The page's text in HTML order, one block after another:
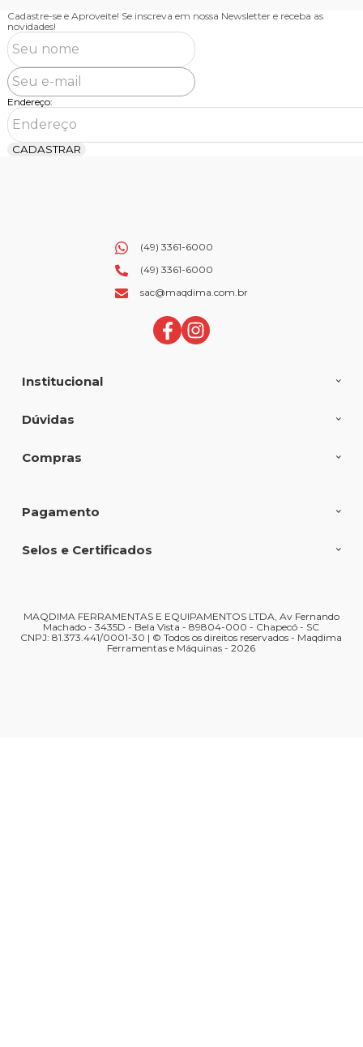
Cadastre-se e Aproveite! Se inscreva em nossa Newsletter e receba as
novidades!
Endereço:
CADASTRAR
Institucional
Dúvidas
Compras
(49) 3361-6000
(49) 3361-6000
sac@maqdima.com.br
Pagamento
Selos e Certificados
MAQDIMA FERRAMENTAS E EQUIPAMENTOS LTDA, Av Fernando
Machado - 3435D - Bela Vista - 89804-000 - Chapecó - SC
CNPJ: 81.373.441/0001-30 | © Todos os direitos reservados - Maqdima
Ferramentas e Máquinas - 2026